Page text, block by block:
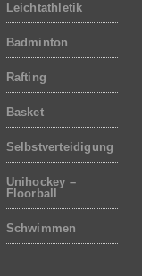
Leichtathletik
Badminton
Rafting
Basket
Selbstverteidigung
Unihockey –
Floorball
Schwimmen